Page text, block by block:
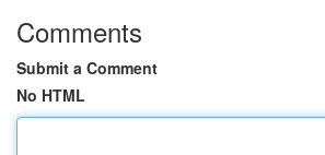
Comments
Submit a Comment
No HTML